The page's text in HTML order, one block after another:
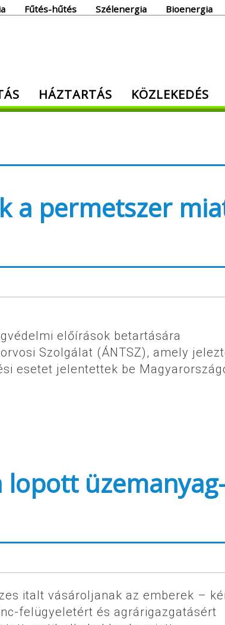
Fűtés-hűtés Szélenergia Bioenergia
energia!HÁZTARTÁS KÖZLEKEDÉS
a permetszer
előírások betartására
Szolgálat (ÁNTSZ), amely
esetet jelentettek be
lopott
italt vásároljanak az emberek –
felügyeletért és agrárigazgatásért